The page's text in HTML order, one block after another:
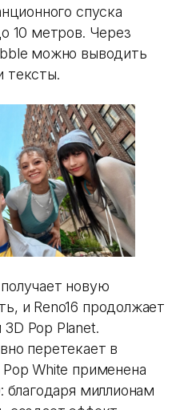
спуска
10 метров. Через
можно выводить
тексты.
новую
и Reno16 продолжает
Pop Planet.
перетекает в
White применена
благодаря миллионам